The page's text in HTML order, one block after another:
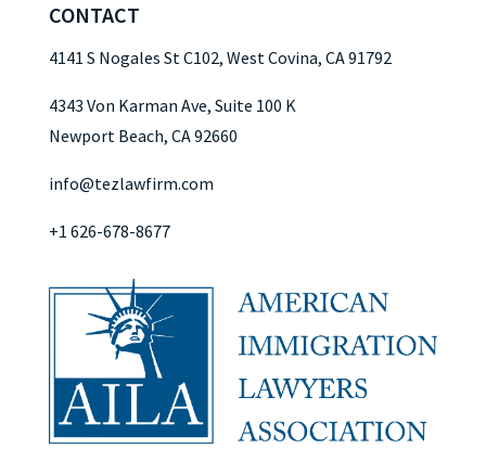
CONTACT
4141 S Nogales St C102, West Covina, CA 91792
4343 Von Karman Ave, Suite 100 K
Newport Beach, CA 92660
info@tezlawfirm.com
+1 626-678-8677